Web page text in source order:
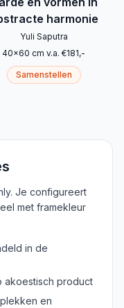
harmonie
Yuli Saputra
40x60 cm v.a. €181,-
Samenstellen
Je configureert
met framekleur
in de
akoestisch product
en